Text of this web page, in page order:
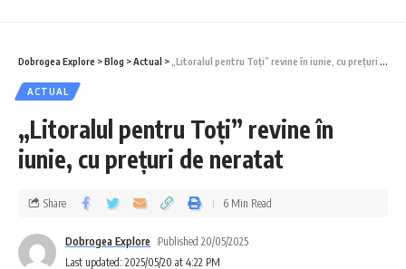
Zonele afectate
Vor rămâne fără apă mai multe cartiere din
municipiul Constanța:
Cartierele Brătianu și Medeea;
Dobrogea Explore >Blog >Actual > „Litoralul pentru Toți” revine în iunie, cu prețuri de neratat
ACTUAL
„Litoralul pentru Toți” revine în
iunie, cu prețuri de neratat
Last updated: 2025/05/20 at 4:22 PM
Dobrogea Explore Published 20/05/2025
Share 6 Min Read